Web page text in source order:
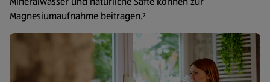
Magnesiumaufnahme beitragen.²